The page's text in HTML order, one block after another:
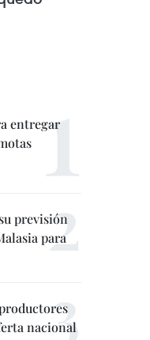
entregar
previsión
para
nacional